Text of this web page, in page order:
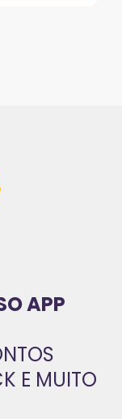
APP
E MUITO